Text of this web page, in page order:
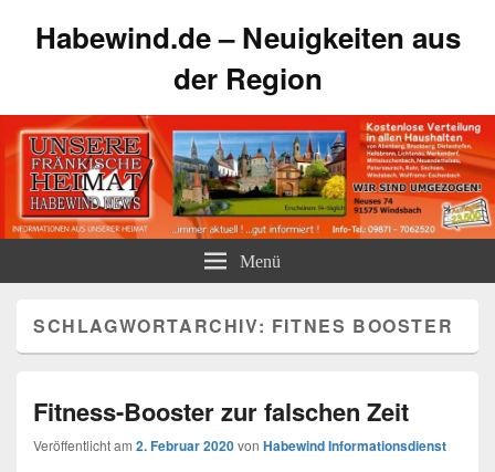
Habewind.de – Neuigkeiten aus
der Region
Menü
SCHLAGWORTARCHIV: FITNES BOOSTER
Fitness-Booster zur falschen Zeit
Veröffentlicht am 2. Februar 2020von Habewind Informationsdienst